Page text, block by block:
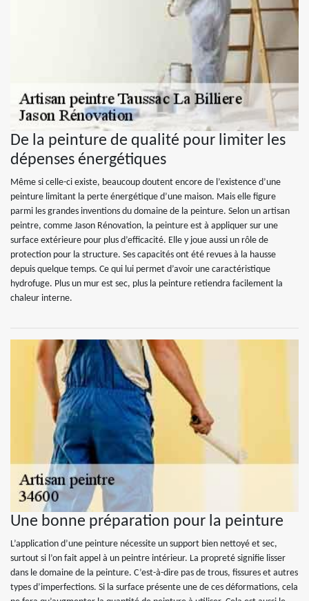
De la peinture de qualité pour limiter les
dépenses énergétiques
Même si celle-ci existe, beaucoup doutent encore de l’existence d’une
peinture limitant la perte énergétique d’une maison. Mais elle figure
parmi les grandes inventions du domaine de la peinture. Selon un artisan
peintre, comme Jason Rénovation, la peinture est à appliquer sur une
surface extérieure pour plus d’efficacité. Elle y joue aussi un rôle de
protection pour la structure. Ses capacités ont été revues à la hausse
depuis quelque temps. Ce qui lui permet d’avoir une caractéristique
hydrofuge. Plus un mur est sec, plus la peinture retiendra facilement la
chaleur interne.
Une bonne préparation pour la peinture
L’application d’une peinture nécessite un support bien nettoyé et sec,
surtout si l’on fait appel à un peintre intérieur. La propreté signifie lisser
dans le domaine de la peinture. C’est-à-dire pas de trous, fissures et autres
types d’imperfections. Si la surface présente une de ces déformations, cela